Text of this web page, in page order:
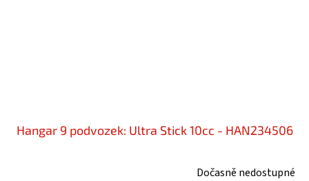
Hangar 9 podvozek: Ultra Stick 10cc - HAN234506
Dočasně nedostupné